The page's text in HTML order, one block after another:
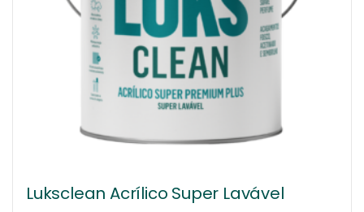
Luksclean Acrílico Super Lavável